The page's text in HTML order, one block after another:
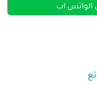
اب